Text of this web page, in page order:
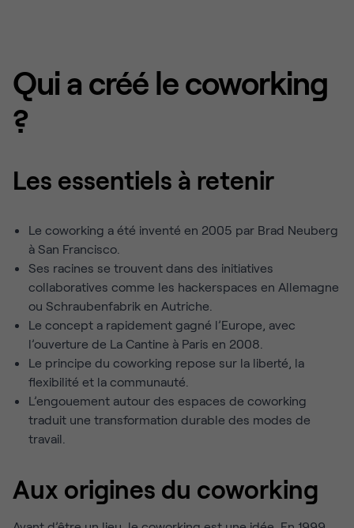
Qui a créé le coworking
?
Les essentiels à retenir
Le coworking a été inventé en 2005 par Brad Neuberg
à San Francisco.
Ses racines se trouvent dans des initiatives
collaboratives comme les hackerspaces en Allemagne
ou Schraubenfabrik en Autriche.
Le concept a rapidement gagné l’Europe, avec
l’ouverture de La Cantine à Paris en 2008.
Le principe du coworking repose sur la liberté, la
flexibilité et la communauté.
L’engouement autour des espaces de coworking
traduit une transformation durable des modes de
travail.
Aux origines du coworking